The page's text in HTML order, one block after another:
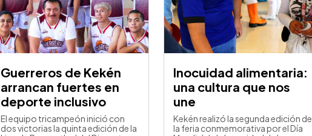
Guerreros de Kekén
arrancan fuertes en
deporte inclusivo
El equipo tricampeón inició con
dos victorias la quinta edición de la
Inocuidad alimentaria:
una cultura que nos
une
Kekén realizó la segunda edición de
la feria conmemorativa por el Día